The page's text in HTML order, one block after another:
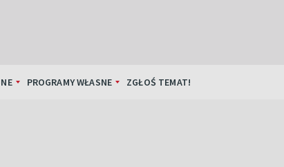
PROGRAMY WŁASNE ZGŁOŚ TEMAT!